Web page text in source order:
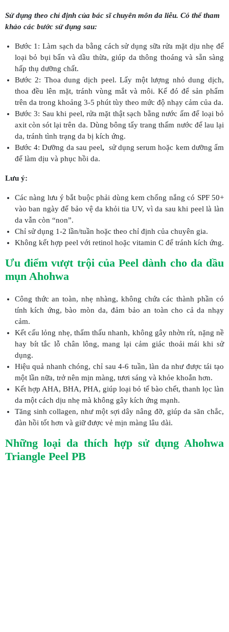
Sử dụng theo chỉ định của bác sĩ chuyên môn da liễu. Có thể tham
khảo các bước sử dụng sau:
Bước 1: Làm sạch da bằng cách sử dụng sữa rửa mặt dịu nhẹ để
loại bỏ bụi bẩn và dầu thừa, giúp da thông thoáng và sẵn sàng
hấp thụ dưỡng chất.
Bước 2: Thoa dung dịch peel. Lấy một lượng nhỏ dung dịch,
thoa đều lên mặt, tránh vùng mắt và môi. Kế đó để sản phẩm
trên da trong khoảng 3-5 phút tùy theo mức độ nhạy cảm của da.
Bước 3: Sau khi peel, rửa mặt thật sạch bằng nước ấm để loại bỏ
axit còn sót lại trên da. Dùng bông tẩy trang thấm nước để lau lại
da, tránh tình trạng da bị kích ứng.
Bước 4: Dưỡng da sau peel,
sử dụng serum hoặc kem dưỡng ẩm
để làm dịu và phục hồi da.
Lưu ý:
Các nàng lưu ý bắt buộc phải dùng kem chống nắng có SPF 50+
vào ban ngày để bảo vệ da khỏi tia UV, vì da sau khi peel là làn
da vẫn còn “non”.
Chỉ sử dụng 1-2 lần/tuần hoặc theo chỉ định của chuyên gia.
Không kết hợp peel với retinol hoặc vitamin C để tránh kích ứng.
Ưu điểm vượt trội của Peel dành cho da dầu
mụn Ahohwa
Công thức an toàn, nhẹ nhàng, không chứa các thành phần có
tính kích ứng, bào mòn da, đảm bảo an toàn cho cả da nhạy
cảm.
Kết cấu lỏng nhẹ, thẩm thấu nhanh, không gây nhờn rít, nặng nề
hay bít tắc lỗ chân lông, mang lại cảm giác thoải mái khi sử
dụng.
Hiệu quả nhanh chóng, chỉ sau 4-6 tuần, làn da như được tái tạo
một lần nữa, trở nên mịn màng, tươi sáng và khỏe khoắn hơn.
Kết hợp AHA, BHA, PHA, giúp loại bỏ tế bào chết, thanh lọc làn
da một cách dịu nhẹ mà không gây kích ứng mạnh.
Tăng sinh collagen, như một sợi dây nâng đỡ, giúp da săn chắc,
đàn hồi tốt hơn và giữ được vẻ mịn màng lâu dài.
Những loại da thích hợp sử dụng Ahohwa
Triangle Peel PB